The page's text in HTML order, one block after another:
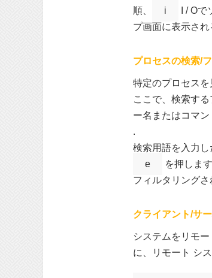
順、
i I / Oで
プ画面に表示され
プロセスの検索/
特定のプロセス
ここで、検索す
ー名またはコマ
.
検索用語を入力
e
を押しま
フィルタリング
クライアント/サ
システムをリモ
に、リモート シ